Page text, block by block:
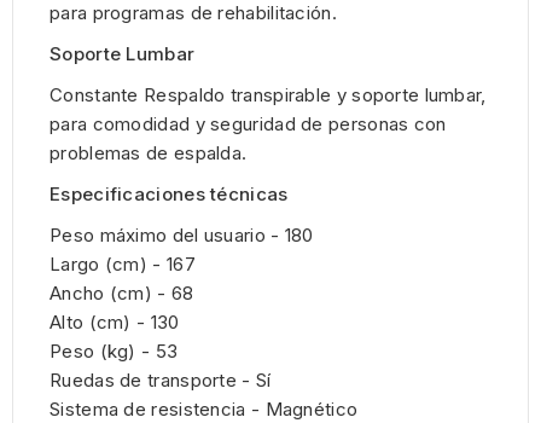
para programas de rehabilitación.
Soporte Lumbar
Constante Respaldo transpirable y soporte lumbar,
para comodidad y seguridad de personas con
problemas de espalda.
Especificaciones técnicas
Peso máximo del usuario - 180
Largo (cm) - 167
Ancho (cm) - 68
Alto (cm) - 130
Peso (kg) - 53
Ruedas de transporte - Sí
Sistema de resistencia - Magnético